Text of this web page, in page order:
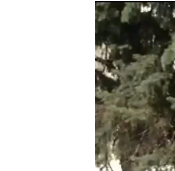
ПОДПИШИТЕСЬ НА РАССЫЛКУ